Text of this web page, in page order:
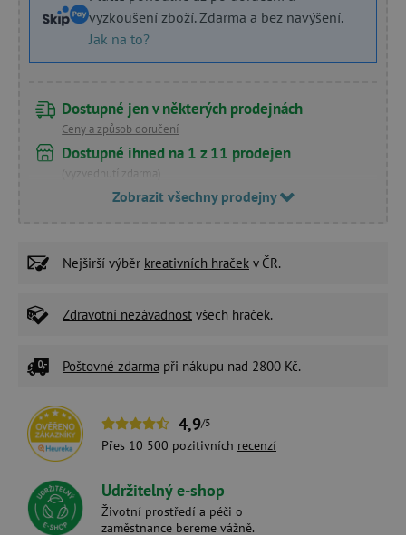
vyzkoušení zboží. Zdarma a bez navýšení.
Jak na to?
Dostupné jen v některých prodejnách
Ceny a způsob doručení
Dostupné ihned na 1 z 11 prodejen
(vyzvednutí zdarma)
Zobrazit všechny prodejny
Nejširší výběr kreativních hraček v ČR.
Zdravotní nezávadnost všech hraček.
Poštovné zdarma při nákupu nad 2800 Kč.
4,9/5
Přes 10 500 pozitivních recenzí
Udržitelný e-shop
Životní prostředí a péči o
zaměstnance bereme vážně.